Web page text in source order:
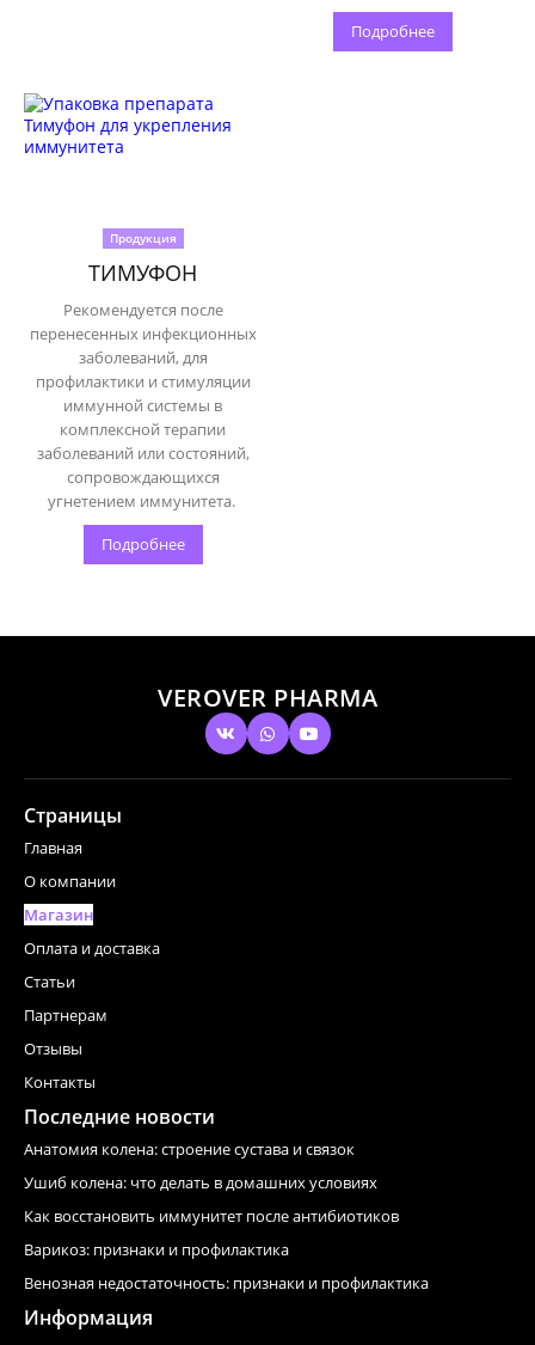
Подробнее
Продукция
ТИМУФОН
Рекомендуется после
перенесенных инфекционных
заболеваний, для
профилактики и стимуляции
иммунной системы в
комплексной терапии
заболеваний или состояний,
сопровождающихся
угнетением иммунитета.
Подробнее
VEROVER PHARMA
Страницы
Главная
О компании
Магазин
Оплата и доставка
Статьи
Партнерам
Отзывы
Контакты
Последние новости
Анатомия колена: строение сустава и связок
Ушиб колена: что делать в домашних условиях
Как восстановить иммунитет после антибиотиков
Варикоз: признаки и профилактика
Венозная недостаточность: признаки и профилактика
Информация